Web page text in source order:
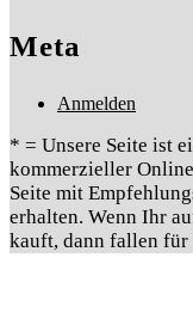
Meta
Anmelden
* = Unsere Seite ist
kommerzieller
Seite mit
erhalten. Wenn Ihr
kauft, dann fallen für